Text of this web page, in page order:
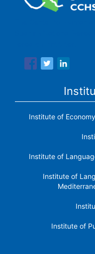
Institute of
Institute of
Institute of
Institute of